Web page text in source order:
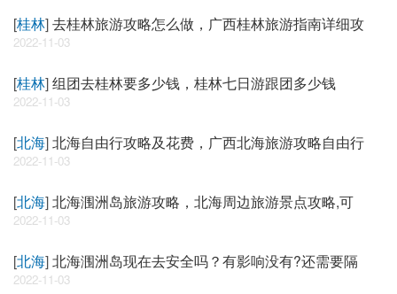
[桂林]去桂林旅游攻略怎么做，广西桂林旅游指南详细攻
2022-11-03
[桂林]组团去桂林要多少钱，桂林七日游跟团多少钱
2022-11-03
[北海]北海自由行攻略及花费，广西北海旅游攻略自由行
2022-11-03
[北海]北海涠洲岛旅游攻略，北海周边旅游景点攻略,可
2022-11-03
[北海]北海涠洲岛现在去安全吗？有影响没有?还需要隔
2022-11-03